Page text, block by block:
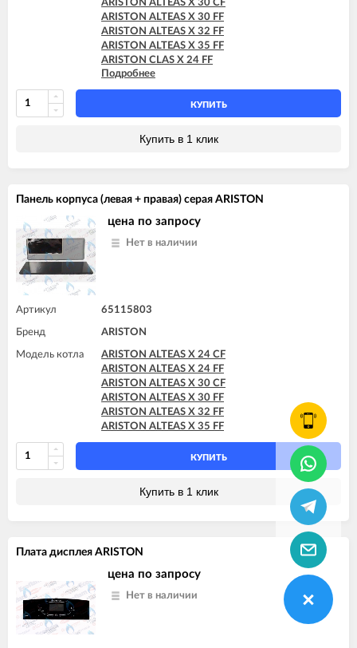
ARISTON ALTEAS X 30 CF
ARISTON ALTEAS X 30 FF
ARISTON ALTEAS X 32 FF
ARISTON ALTEAS X 35 FF
ARISTON CLAS X 24 FF
ARISTON CLAS X 28 FF
ARISTON CLAS X 35 FF
ARISTON CLAS X SYSTEM 24 CF
ARISTON CLAS X SYSTEM 24 FF
ARISTON CLAS X SYSTEM 28 FF
ARISTON GENUS X 30 CF
ARISTON GENUS X 30 FF
ARISTON GENUS X 35 FF
Подробнее
КУПИТЬ
Купить в 1 клик
Панель корпуса (левая + правая) серая ARISTON
цена по запросу
Нет в наличии
Артикул 65115803
Бренд ARISTON
Модель котла
ARISTON ALTEAS X 24 CF
ARISTON ALTEAS X 24 FF
ARISTON ALTEAS X 30 CF
ARISTON ALTEAS X 30 FF
ARISTON ALTEAS X 32 FF
ARISTON ALTEAS X 35 FF
КУПИТЬ
Купить в 1 клик
Плата дисплея ARISTON
цена по запросу
Нет в наличии